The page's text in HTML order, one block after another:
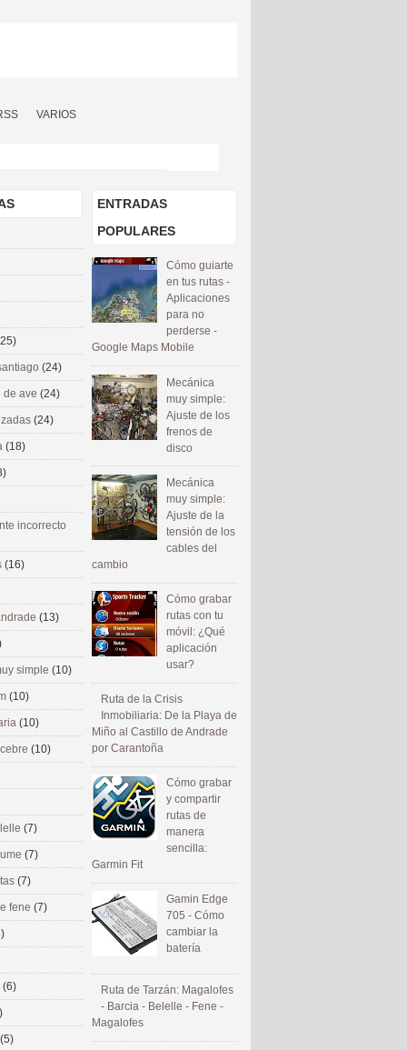
VARIOS
ENTRADAS
POPULARES
Cómo guiarte
en tus rutas -
Aplicaciones
para no
perderse -
Google Maps Mobile
Mecánica
muy simple:
Ajuste de los
frenos de
disco
Mecánica
muy simple:
Ajuste de la
tensión de los
cables del
cambio
Cómo grabar
rutas con tu
móvil: ¿Qué
aplicación
usar?
Ruta de la Crisis
Inmobiliaria: De la Playa de
Miño al Castillo de Andrade
por Carantoña
Cómo grabar
y compartir
rutas de
manera
sencilla:
Garmin Fit
Gamin Edge
705 - Cómo
cambiar la
batería
Ruta de Tarzán: Magalofes
- Barcia - Belelle - Fene -
Magalofes
(24)
de ave (24)
(24)
(18)
incorrecto
(16)
(13)
simple (10)
(10)
(10)
(10)
(7)
(7)
(7)
fene (7)
(6)
(5)